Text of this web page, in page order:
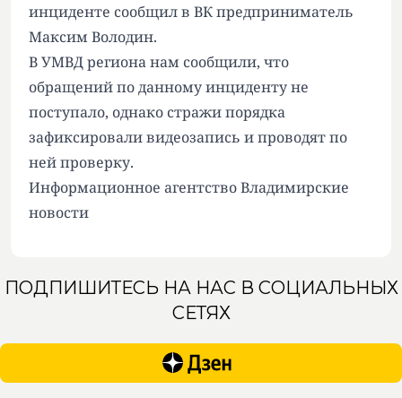
инциденте сообщил в ВК предприниматель
Максим Володин.
В УМВД региона нам сообщили, что
обращений по данному инциденту не
поступало, однако стражи порядка
зафиксировали видеозапись и проводят по
ней проверку.
Информационное агентство Владимирские
новости
ПОДПИШИТЕСЬ НА НАС В СОЦИАЛЬНЫХ
СЕТЯХ